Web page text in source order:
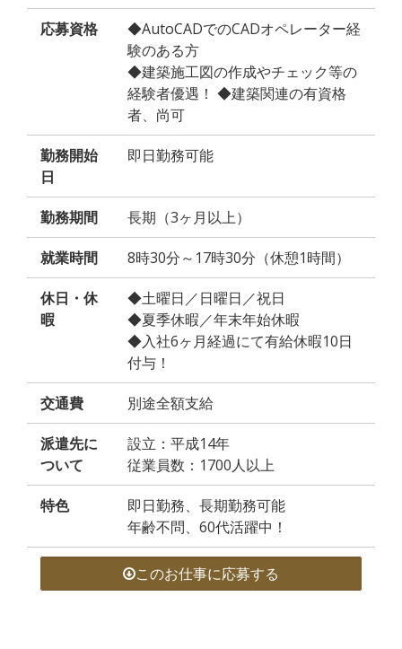
応募資格
◆AutoCADでのCADオペレーター経
験のある方
◆建築施工図の作成やチェック等の
経験者優遇！ ◆建築関連の有資格
者、尚可
勤務開始
日
即日勤務可能
勤務期間 長期（3ヶ月以上）
就業時間 8時30分～17時30分（休憩1時間）
休日・休
暇
◆土曜日／日曜日／祝日
◆夏季休暇／年末年始休暇
◆入社6ヶ月経過にて有給休暇10日
付与！
交通費 別途全額支給
派遣先に
ついて
設立：平成14年
従業員数：1700人以上
特色
即日勤務、長期勤務可能
年齢不問、60代活躍中！
このお仕事に応募する